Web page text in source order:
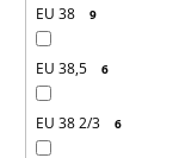
EU 38 9
EU 38,5 6
EU 38 2/3 6
130
Kč